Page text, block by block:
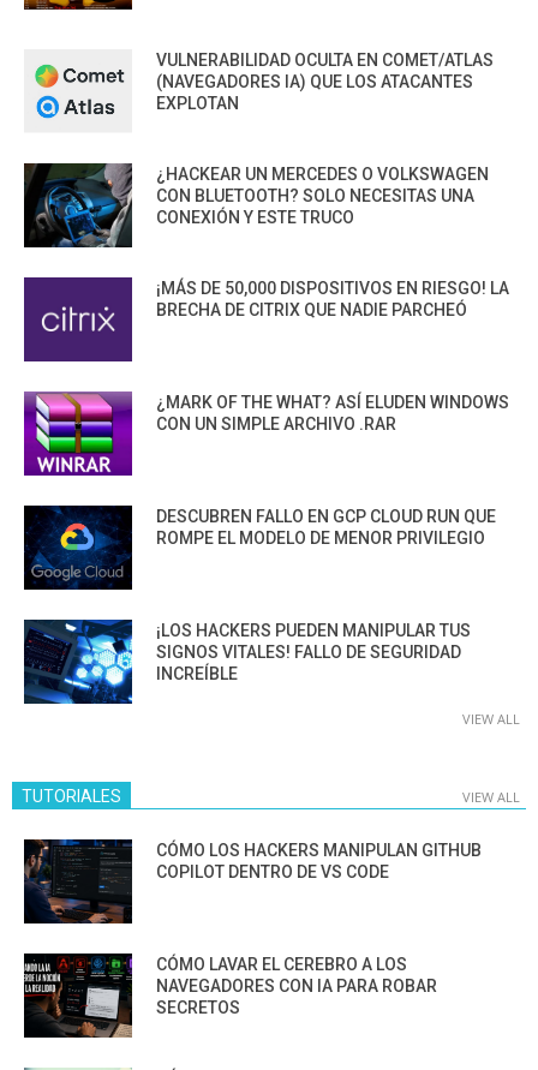
VULNERABILIDAD OCULTA EN COMET/ATLAS
(NAVEGADORES IA) QUE LOS ATACANTES
EXPLOTAN
¿HACKEAR UN MERCEDES O VOLKSWAGEN
CON BLUETOOTH? SOLO NECESITAS UNA
CONEXIÓN Y ESTE TRUCO
¡MÁS DE 50,000 DISPOSITIVOS EN RIESGO! LA
BRECHA DE CITRIX QUE NADIE PARCHEÓ
¿MARK OF THE WHAT? ASÍ ELUDEN WINDOWS
CON UN SIMPLE ARCHIVO .RAR
DESCUBREN FALLO EN GCP CLOUD RUN QUE
ROMPE EL MODELO DE MENOR PRIVILEGIO
¡LOS HACKERS PUEDEN MANIPULAR TUS
SIGNOS VITALES! FALLO DE SEGURIDAD
INCREÍBLE
VIEW ALL
TUTORIALES VIEW ALL
CÓMO LOS HACKERS MANIPULAN GITHUB
COPILOT DENTRO DE VS CODE
CÓMO LAVAR EL CEREBRO A LOS
NAVEGADORES CON IA PARA ROBAR
SECRETOS